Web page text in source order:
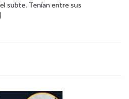
subte. Tenían entre sus